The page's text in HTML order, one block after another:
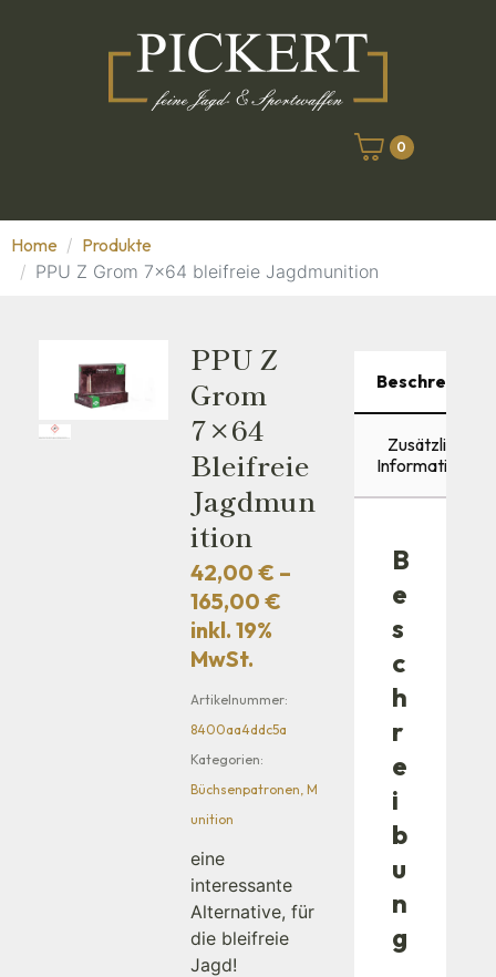
0
Home
Produkte
PPU Z Grom 7x64 bleifreie Jagdmunition
PPU Z
Grom
7×64
Bleifreie
Jagdmun
Ition
42,00€ –
165,00€
inkl. 19%
MwSt.
Artikelnummer:
8400aa4ddc5a
Kategorien:
Büchsenpatronen,M
unition
eine
interessante
Alternative, für
die bleifreie
Jagd!
Beschreibung
Zusätzliche
Informationen
B
e
s
c
h
r
e
i
b
u
n
g